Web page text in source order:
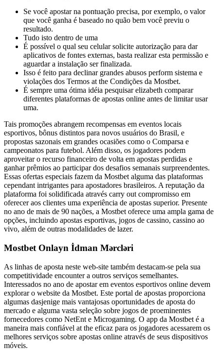
Se você apostar na pontuação precisa, por exemplo, o valor
que você ganha é baseado no quão bem você previu o
resultado.
Tudo isto dentro de uma
É possível o qual seu celular solicite autorização para dar
aplicativos de fontes externas, basta realizar esta permissão e
aguardar a instalação ser finalizada.
Isso é feito para declinar grandes abusos perform sistema e
violações dos Termos at the Condições da Mostbet.
É sempre uma ótima idéia pesquisar elizabeth comparar
diferentes plataformas de apostas online antes de limitar usar
uma.
Tais promoções abrangem recompensas em eventos locais
esportivos, bônus distintos para novos usuários do Brasil, e
propostas sazonais em grandes ocasiões como o Comparsa e
campeonatos para futebol. Além disso, os jogadores podem
aproveitar o recurso financeiro de volta em apostas perdidas e
ganhar prêmios ao participar dos desafios semanais surpreendentes.
Essas ofertas especiais fazem da Mostbet alguma das plataformas
cependant intrigantes para apostadores brasileiros. A reputação da
plataforma foi solidificada através carry out compromisso em
oferecer aos clientes uma experiência de apostas superior. Presente
no ano de mais de 90 nações, a Mostbet oferece uma ampla gama de
opções, incluindo apostas esportivas, jogos de cassino, cassino ao
vivo, além de outras modalidades de lazer.
Mostbet Onlayn İdman Mərcləri
As linhas de aposta neste web-site também destacam-se pela sua
competitividade encounter a outros serviços semelhantes.
Interessados no ano de apostar em eventos esportivos online devem
explorar o website da Mostbet. Este portal de apostas proporciona
algumas dasjenige mais vantajosas oportunidades de aposta do
mercado e alguma vasta seleção sobre jogos de proeminentes
fornecedores como NetEnt e Microgaming. O app da Mostbet é a
maneira mais confiável at the eficaz para os jogadores acessarem os
melhores serviços sobre apostas online através de seus dispositivos
móveis.